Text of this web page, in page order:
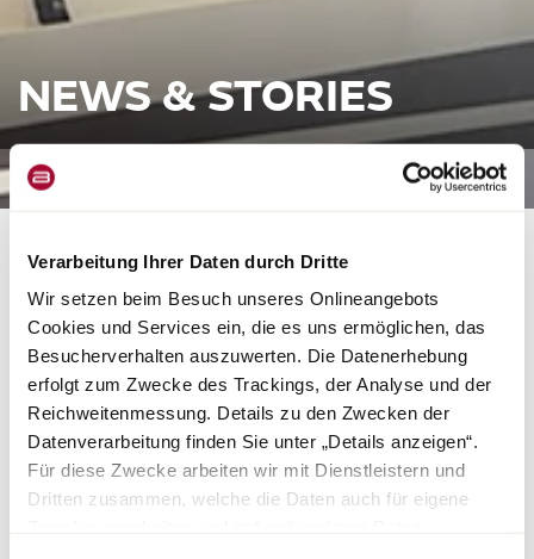
Verarbeitung Ihrer Daten durch Dritte
Wir setzen beim Besuch unseres Onlineangebots
Cookies und Services ein, die es uns ermöglichen, das
Besucherverhalten auszuwerten. Die Datenerhebung
erfolgt zum Zwecke des Trackings, der Analyse und der
Reichweitenmessung. Details zu den Zwecken der
Datenverarbeitung finden Sie unter „Details anzeigen“.
Für diese Zwecke arbeiten wir mit Dienstleistern und
Dritten zusammen, welche die Daten auch für eigene
NEWS & STORIES
SHOWCAR LYSEO GALLERY
IN DER
SONDERAUSSTELLUNG DES
ERWIN HYMER MUSEUMS
Der Showcar Lyseo Gallery ist im Erwin Hymer Museum im Rahmen
mit Komfort im Reisemobil der 1980er“ noch bis zum 12. Mai 2023